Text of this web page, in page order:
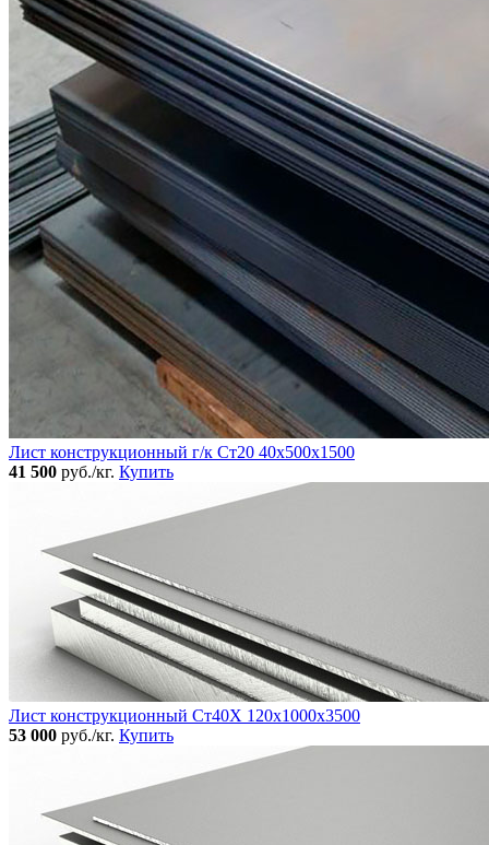
Лист конструкционный г/к Ст20 40х500х1500
41 500 руб./кг. Купить
Лист конструкционный Ст40Х 120х1000х3500
53 000 руб./кг. Купить